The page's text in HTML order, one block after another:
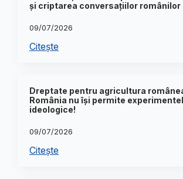
și criptarea conversațiilor românilor
09/07/2026
Citește
Dreptate pentru agricultura
România nu își permite
ideologice!
09/07/2026
Citește